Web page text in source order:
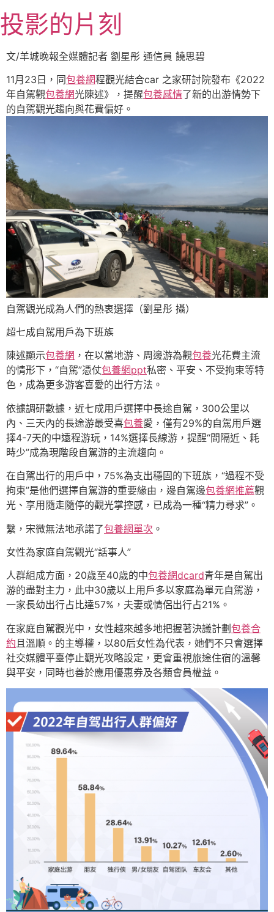
至
主
要
容
投影的片刻
文/羊城晚報全媒體記者 劉星彤 通信員 饒思碧
11月23日，同包養網程觀光結合car 之家研討院發布《2022
年自駕觀包養網光陳述》，提醒包養感情了新的出游情勢下
的自駕觀光趨向與花費偏好。
自駕觀光成為人們的熱衷選擇（劉星彤 攝）
超七成自駕用戶為下班族
陳述顯示包養網 ，在以當地游、周邊游為觀包養光花費主流
的情形下，“自駕”憑仗包養網ppt私密、平安、不受拘束等特
色，成為更多游客喜愛的出行方法。
依據調研數據，近七成用戶選擇中長途自駕，300公里以
內、三天內的長途游最受喜包養愛，僅有29%的自駕用戶選
擇4-7天的中遠程游玩，14%選擇長線游，提醒“間隔近、耗
時少”成為現階段自駕游的主流趨向。
在自駕出行的用戶中，75%為支出穩固的下班族，“過程不受
拘束”是他們選擇自駕游的重要緣由，邊自駕邊包養網推薦觀
光、享用隨走隨停的觀光掌控感，已成為一種“精力尋求”。
繫，宋微無法地承諾了包養網單次 。
女性為家庭自駕觀光“話事人”
人群組成方面，20歲至40歲的中包養網dcard青年是自駕出
游的盡對主力，此中30歲以上用戶多以家庭為單元自駕游，
一家長幼出行占比達57%，夫妻或情侶出行占21%。
在家庭自駕觀光中，女性越來越多地把握著決議計劃包養合
約 且溫順。的主導權，以80后女性為代表，她們不只會選擇
社交媒體平臺停止觀光攻略設定，更會重視旅途住宿的溫馨
與平安，同時也善於應用優惠券及各類會員權益。